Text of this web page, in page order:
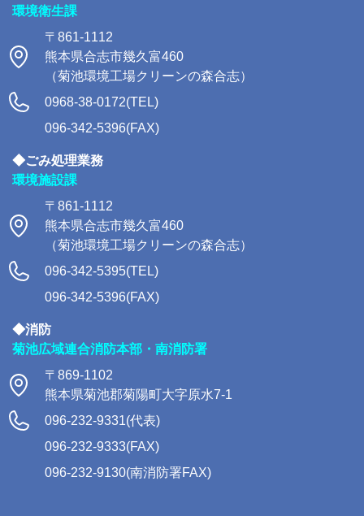
環境衛生課
〒861-1112
熊本県合志市幾久富460
（菊池環境工場クリーンの森合志）
0968-38-0172(TEL)
096-342-5396(FAX)
◆ごみ処理業務
環境施設課
〒861-1112
熊本県合志市幾久富460
（菊池環境工場クリーンの森合志）
096-342-5395(TEL)
096-342-5396(FAX)
◆消防
菊池広域連合消防本部・南消防署
〒869-1102
熊本県菊池郡菊陽町大字原水7-1
096-232-9331(代表)
096-232-9333(FAX)
096-232-9130(南消防署FAX)